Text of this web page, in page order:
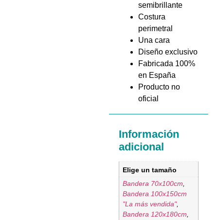
semibrillante
Costura
perimetral
Una cara
Diseño exclusivo
Fabricada 100%
en España
Producto no
oficial
Información
adicional
Elige un tamaño
Bandera 70x100cm
Bandera 100x150cm
"La más vendida",
Bandera 120x180cm